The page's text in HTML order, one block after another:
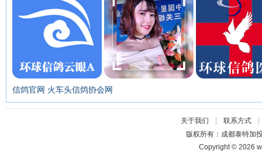
信鸽官网 火车头信鸽协会网
关于我们 联系方式
版权所有：成都泰特加
Copyright © 2026